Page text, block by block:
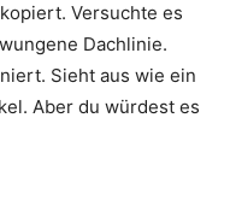
Versuchte es
Dachlinie.
Sieht aus wie ein
Aber du würdest es